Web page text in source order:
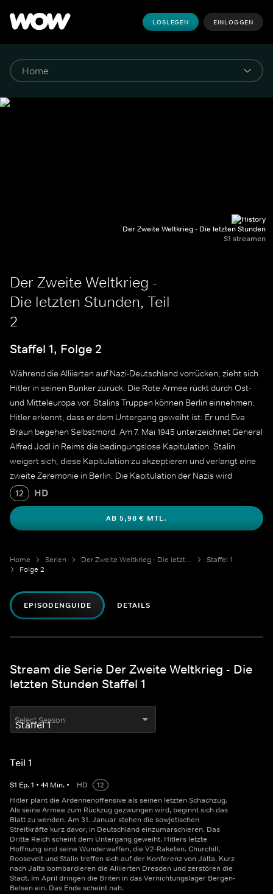
LOSLEGEN EINLOGGEN
Der Zweite Weltkrieg - Die letzten Stunden
S1 streamen
Der Zweite Weltkrieg -
Die letzten Stunden, Teil
2
Staffel 1, Folge 2
Während die Alliierten auf Nazi-Deutschland vorrücken, zieht sich
Hitler in seinen Bunker zurück. Die Rote Armee rückt durch Ost-
und Mitteleuropa vor. Stalins Truppen können Berlin einnehmen.
Hitler erkennt, dass er dem Untergang geweiht ist: Er und Eva
Braun begehen Selbstmord. Am 7. Mai 1945 unterzeichnet General
Alfred Jodl in Reims die bedingungslose Kapitulation. Stalin
weigert sich, diese Kapitulation zu akzeptieren und verlangt eine
zweite Zeremonie in Berlin. Die Kapitulation der Nazis wird
gefeiert. Churchill und Truman mahnen jedoch zur Vorsicht und
warnen, dass Japan noch nicht besiegt ist.
12 HD
AB 5,98 € MTL.
Home Serien Der Zweite Weltkrieg - Die letzten Stunden
Staffel 1
Folge 2
EPISODENGUIDE DETAILS
Stream die Serie Der Zweite Weltkrieg - Die
letzten Stunden Staffel 1
Select Season
Teil 1
S1 Ep.1 • 44 Min. • HD
12
Hitler plant die Ardennenoffensive als seinen letzten Schachzug.
Als seine Armee zum Rückzug gezwungen wird, beginnt sich das
Blatt zu wenden. Am 31. Januar stehen die sowjetischen
Streitkräfte kurz davor, in Deutschland einzumarschieren. Das
Dritte Reich scheint dem Untergang geweiht. Hitlers letzte
Hoffnung sind seine Wunderwaffen, die V2-Raketen. Churchill,
Roosevelt und Stalin treffen sich auf der Konferenz von Jalta. Kurz
nach Jalta bombardieren die Alliierten Dresden und zerstören die
Stadt. Im April dringen die Briten in das Vernichtungslager Bergen-
Belsen ein. Das Ende scheint nah.